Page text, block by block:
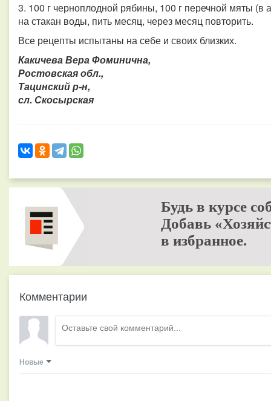
3. 100 г черноплодной рябины, 100 г перечной мяты (в
на стакан воды, пить месяц, через месяц повторить.
Все рецепты испытаны на себе и своих близких.
Какичева Вера Фоминична,
Ростовская обл.,
Тацинский р-н,
сл. Скосырская
Будь в курсе
Добавь
в избранное.
Комментарии
Новые